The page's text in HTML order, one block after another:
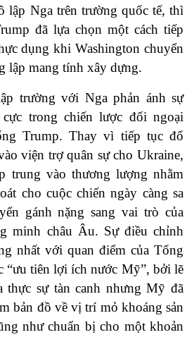
lập Nga trên trường quốc tế, thì
đã lựa chọn một cách tiếp
dụng khi Washington chuyển
lập mang tính xây dựng.
trường với Nga phản ánh sự
trong chiến lược đối ngoại
Trump. Thay vì tiếp tục đổ
viện trợ quân sự cho Ukraine,
trung vào thương lượng nhằm
cho cuộc chiến ngày càng sa
gánh nặng sang vai trò của
minh châu Âu. Sự điều chỉnh
nhất với quan điểm của Tổng
“ưu tiên lợi ích nước Mỹ”, bởi lẽ
thực sự tàn canh nhưng Mỹ đã
bản đồ về vị trí mỏ khoáng sản
như chuẩn bị cho một khoản